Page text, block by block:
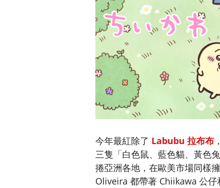
今年最紅除了 Labubu 拉布布
三隻「白色鼠、藍色貓、黃色
捲亞洲各地，在歐美市場同樣
Oliveira 都帶著 Chiikawa 公